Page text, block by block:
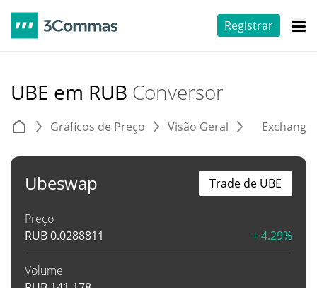
Registrar
UBE em RUB Conversor
Gráficos de Preço Visão Geral
Ubeswap
Preço
RUB0.0288811 + 4.29%
Volume
Trade de UBE